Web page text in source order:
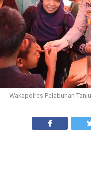
Wakapolres Pelabuhan